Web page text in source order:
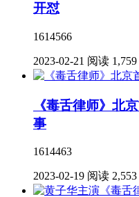
开怼
1614566
2023-02-21 阅读 1,759
《毒舌律师》北
事
1614463
2023-02-19 阅读 2,553